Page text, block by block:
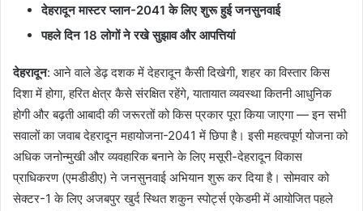
देहरादून मास्टर प्लान-2041 के लिए शुरू हुई जनसुनवाई
पहले दिन 18 लोगों ने रखे सुझाव और आपत्तियां
देहरादून: आने वाले डेढ़ दशक में देहरादून कैसी दिखेगी, शहर का विस्तार किस
दिशा में होगा, हरित क्षेत्र कैसे संरक्षित रहेंगे, यातायात व्यवस्था कितनी आधुनिक
होगी और बढ़ती आबादी की जरूरतों को किस प्रकार पूरा किया जाएगा — इन सभी
सवालों का जवाब देहरादून महायोजना-2041 में छिपा है। इसी महत्वपूर्ण योजना को
अधिक जनोन्मुखी और व्यवहारिक बनाने के लिए मसूरी-देहरादून विकास
प्राधिकरण (एमडीडीए) ने जनसुनवाई अभियान शुरू कर दिया है। सोमवार को
सेक्टर-1 के लिए अजबपुर खुर्द स्थित शकुन स्पोर्ट्स एकेडमी में आयोजित पहले